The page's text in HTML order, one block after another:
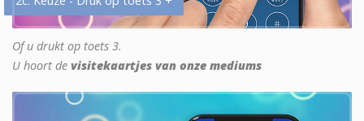
Of u drukt op toets 3.
U hoort de visitekaartjes van onze mediums